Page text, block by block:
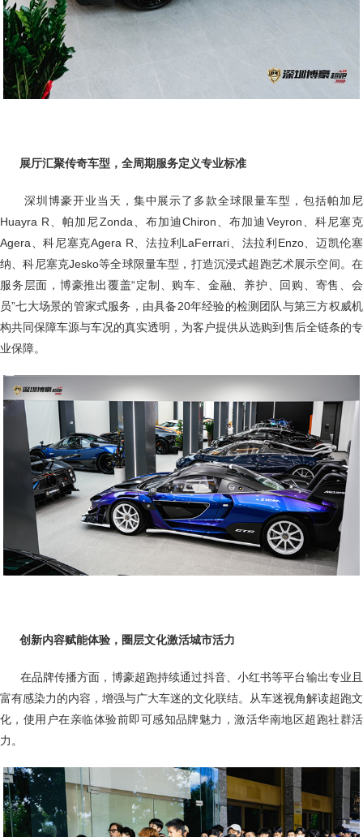
展厅汇聚传奇车型，全周期服务定义专业标准
深圳博豪开业当天，集中展示了多款全球限量车型，包括帕加尼
Huayra R、帕加尼Zonda、布加迪Chiron、布加迪Veyron、科尼塞克
Agera、科尼塞克Agera R‌、法拉利LaFerrari、法拉利Enzo、迈凯伦塞
纳、科尼塞克Jesko等全球限量车型，打造沉浸式超跑艺术展示空间。在
服务层面，博豪推出覆盖“定制、购车、金融、养护、回购、寄售、会
员”七大场景的管家式服务，由具备20年经验的检测团队与第三方权威机
构共同保障车源与车况的真实透明，为客户提供从选购到售后全链条的专
业保障。
创新内容赋能体验，圈层文化激活城市活力
在品牌传播方面，博豪超跑持续通过抖音、小红书等平台输出专业且
富有感染力的内容，增强与广大车迷的文化联结。从车迷视角解读超跑文
化，使用户在亲临体验前即可感知品牌魅力，激活华南地区超跑社群活
力。